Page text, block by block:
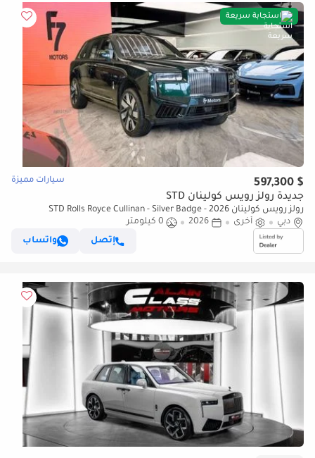
استجابة سريعة
$ 597,300 سيارات مميزة
جديدة رولز رويس كولينان STD
رولز رويس كولينان STD Rolls Royce Cullinan - Silver Badge - 2026
دبي
أخرى 2026
0 كيلومتر
إتصل
واتساب